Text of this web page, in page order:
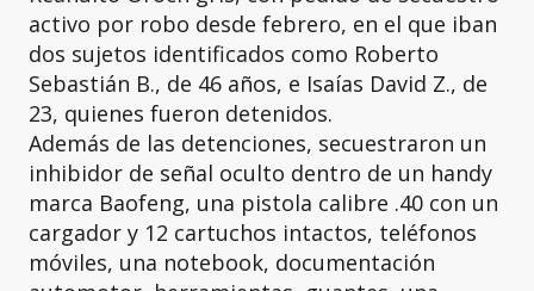
activo por robo desde febrero, en el que iban
dos sujetos identificados como Roberto
Sebastián B., de 46 años, e Isaías David Z., de
23, quienes fueron detenidos.
Además de las detenciones, secuestraron un
inhibidor de señal oculto dentro de un handy
marca Baofeng, una pistola calibre .40 con un
cargador y 12 cartuchos intactos, teléfonos
móviles, una notebook, documentación